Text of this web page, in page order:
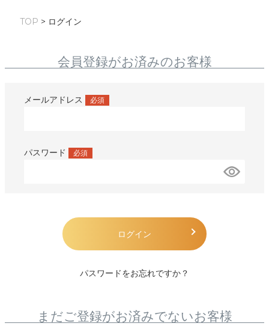
TOP ログイン
会員登録がお済みのお客様
メールアドレス
パスワード
ログイン
パスワードをお忘れですか？
まだご登録がお済みでないお客様